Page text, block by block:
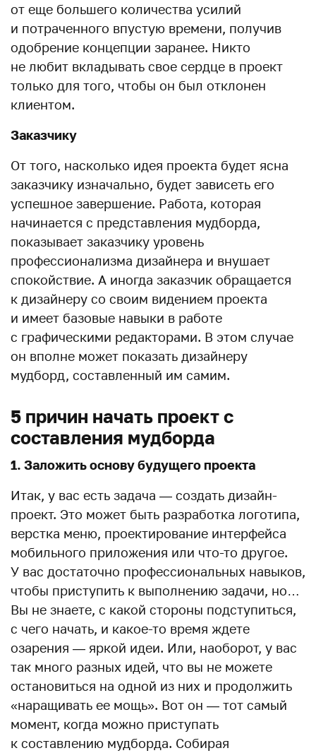
от еще большего количества усилий
и потраченного впустую времени, получив
одобрение концепции заранее. Никто
не любит вкладывать свое сердце в проект
только для того, чтобы он был отклонен
клиентом.
Заказчику
От того, насколько идея проекта будет ясна
заказчику изначально, будет зависеть его
успешное завершение. Работа, которая
начинается с представления мудборда,
показывает заказчику уровень
профессионализма дизайнера и внушает
спокойствие. А иногда заказчик обращается
к дизайнеру со своим видением проекта
и имеет базовые навыки в работе
с графическими редакторами. В этом случае
он вполне может показать дизайнеру
мудборд, составленный им самим.
5 причин начать проект с
составления мудборда
1. Заложить основу будущего проекта
Итак, у вас есть задача — создать дизайн-
проект. Это может быть разработка логотипа,
верстка меню, проектирование интерфейса
мобильного приложения или что-то другое.
У вас достаточно профессиональных навыков,
чтобы приступить к выполнению задачи, но…
Вы не знаете, с какой стороны подступиться,
с чего начать, и какое-то время ждете
озарения — яркой идеи. Или, наоборот, у вас
так много разных идей, что вы не можете
остановиться на одной из них и продолжить
«наращивать ее мощь». Вот он — тот самый
момент, когда можно приступать
к составлению мудборда. Собирая